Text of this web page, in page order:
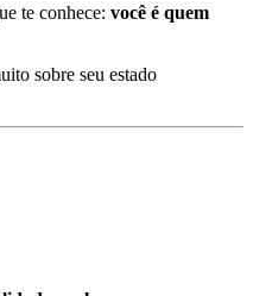
te conhece: você é quem
sobre seu estado